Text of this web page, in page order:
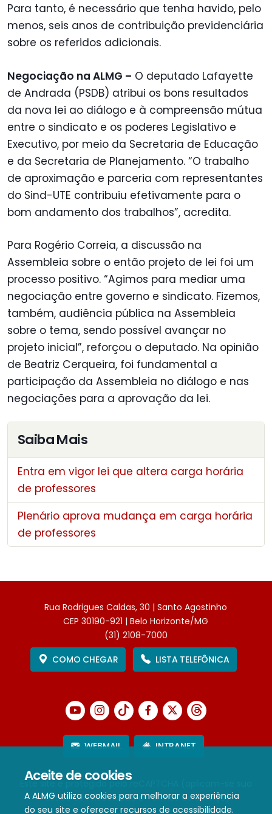
Aceite de cookies
A ALMG utiliza cookies para melhorar a experiência
do seu site e oferecer recursos de acessibilidade.
Para tanto, é necessário que tenha havido, pelo
menos, seis anos de contribuição previdenciária
sobre os referidos adicionais.
Negociação na ALMG – O deputado Lafayette
de Andrada (PSDB) atribui os bons resultados
da nova lei ao diálogo e à compreensão mútua
entre o sindicato e os poderes Legislativo e
Executivo, por meio da Secretaria de Educação
e da Secretaria de Planejamento. “O trabalho
de aproximação e parceria com representantes
do Sind-UTE contribuiu efetivamente para o
bom andamento dos trabalhos”, acredita.
Para Rogério Correia, a discussão na
Assembleia sobre o então projeto de lei foi um
processo positivo. “Agimos para mediar uma
negociação entre governo e sindicato. Fizemos,
também, audiência pública na Assembleia
sobre o tema, sendo possível avançar no
projeto inicial”, reforçou o deputado. Na opinião
de Beatriz Cerqueira, foi fundamental a
participação da Assembleia no diálogo e nas
negociações para a aprovação da lei.
Saiba Mais
Entra em vigor lei que altera carga horária
de professores
Plenário aprova mudança em carga horária
de professores
Rua Rodrigues Caldas, 30 | Santo Agostinho
CEP 30190-921 | Belo Horizonte/MG
(31) 2108-7000
COMO CHEGAR
LISTA TELEFÔNICA
WEBMAIL INTRANET
Este site é protegido pelo reCAPTCHA (aplicam-se sua
Política de PrivacidadeeTermos de Serviço).